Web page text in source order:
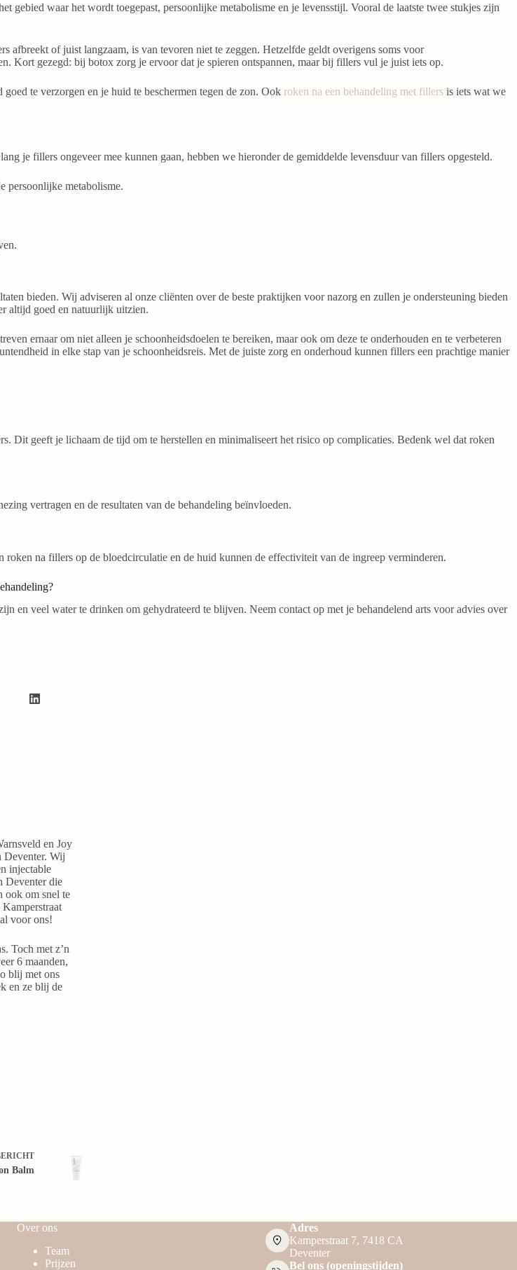
waar het wordt toegepast, persoonlijke metabolisme en je levensstijl. Vooral de laatste twee stukjes zijn
of juist langzaam, is van tevoren niet te zeggen. Hetzelfde geldt overigens soms voor
Kort gezegd: bij botox zorg je ervoor dat je spieren ontspannen, maar bij fillers vul je juist iets op.
te verzorgen en je huid te beschermen tegen de zon. Ook roken na een behandeling met fillers is iets wat we
je fillers ongeveer mee kunnen gaan, hebben we hieronder de gemiddelde levensduur van fillers opgesteld.
persoonlijke metabolisme.
bieden. Wij adviseren al onze cliënten over de beste praktijken voor nazorg en zullen je ondersteuning bieden
altijd goed en natuurlijk uitzien.
ernaar om niet alleen je schoonheidsdoelen te bereiken, maar ook om deze te onderhouden en te verbeteren
in elke stap van je schoonheidsreis. Met de juiste zorg en onderhoud kunnen fillers een prachtige manier
Dit geeft je lichaam de tijd om te herstellen en minimaliseert het risico op complicaties. Bedenk wel dat roken
vertragen en de resultaten van de behandeling beïnvloeden.
na fillers op de bloedcirculatie en de huid kunnen de effectiviteit van de ingreep verminderen.
en veel water te drinken om gehydrateerd te blijven. Neem contact op met je behandelend arts voor advies over
en Joy
Deventer. Wij
injectable
Deventer die
ook om snel te
voor ons!
Toch met z’n
6 maanden,
blij met ons
en ze blij de
Balm
Over ons
Team
Prijzen
Adres
Kamperstraat 7, 7418 CA
Deventer
Bel ons (openingstijden)